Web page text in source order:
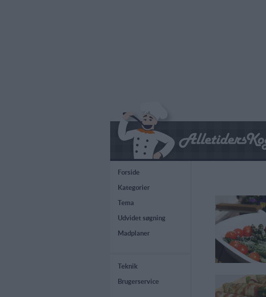
Forside
Kategorier
Tema
Udvidet søgning
Madplaner
Teknik
Brugerservice